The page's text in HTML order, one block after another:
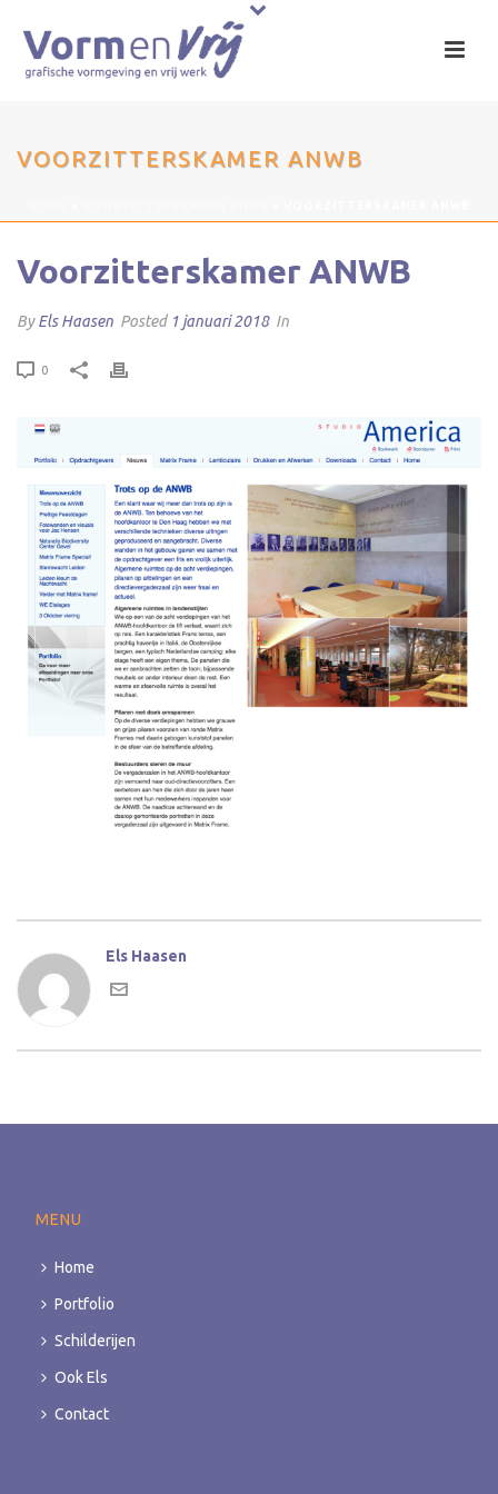
VOORZITTERSKAMER ANWB
Voorzitterskamer ANWB
ByEls Haasen Posted 1 januari 2018 In
0
Els Haasen
MENU
Home
Portfolio
Schilderijen
Ook Els
Contact